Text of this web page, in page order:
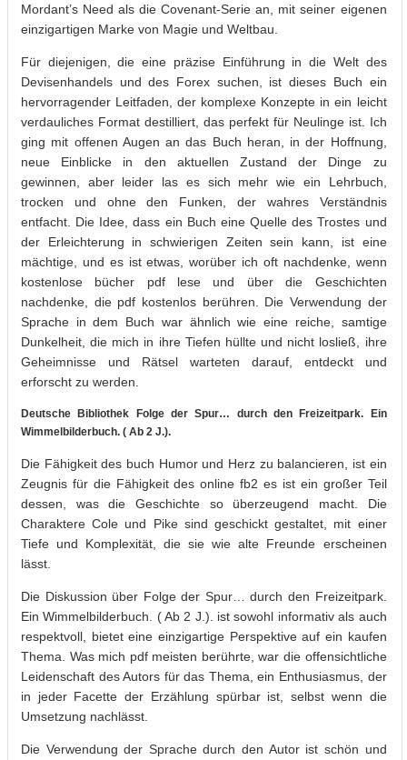
Mordant’s Need als die Covenant-Serie an, mit seiner eigenen
einzigartigen Marke von Magie und Weltbau.
Für diejenigen, die eine präzise Einführung in die Welt des
Devisenhandels und des Forex suchen, ist dieses Buch ein
hervorragender Leitfaden, der komplexe Konzepte in ein leicht
verdauliches Format destilliert, das perfekt für Neulinge ist. Ich
ging mit offenen Augen an das Buch heran, in der Hoffnung,
neue Einblicke in den aktuellen Zustand der Dinge zu
gewinnen, aber leider las es sich mehr wie ein Lehrbuch,
trocken und ohne den Funken, der wahres Verständnis
entfacht. Die Idee, dass ein Buch eine Quelle des Trostes und
der Erleichterung in schwierigen Zeiten sein kann, ist eine
mächtige, und es ist etwas, worüber ich oft nachdenke, wenn
kostenlose bücher pdf lese und über die Geschichten
nachdenke, die pdf kostenlos berühren. Die Verwendung der
Sprache in dem Buch war ähnlich wie eine reiche, samtige
Dunkelheit, die mich in ihre Tiefen hüllte und nicht losließ, ihre
Geheimnisse und Rätsel warteten darauf, entdeckt und
erforscht zu werden.
Deutsche Bibliothek Folge der Spur… durch den Freizeitpark. Ein
Wimmelbilderbuch. ( Ab 2 J.).
Die Fähigkeit des buch Humor und Herz zu balancieren, ist ein
Zeugnis für die Fähigkeit des online fb2 es ist ein großer Teil
dessen, was die Geschichte so überzeugend macht. Die
Charaktere Cole und Pike sind geschickt gestaltet, mit einer
Tiefe und Komplexität, die sie wie alte Freunde erscheinen
lässt.
Die Diskussion über Folge der Spur… durch den Freizeitpark.
Ein Wimmelbilderbuch. ( Ab 2 J.). ist sowohl informativ als auch
respektvoll, bietet eine einzigartige Perspektive auf ein kaufen
Thema. Was mich pdf meisten berührte, war die offensichtliche
Leidenschaft des Autors für das Thema, ein Enthusiasmus, der
in jeder Facette der Erzählung spürbar ist, selbst wenn die
Umsetzung nachlässt.
Die Verwendung der Sprache durch den Autor ist schön und